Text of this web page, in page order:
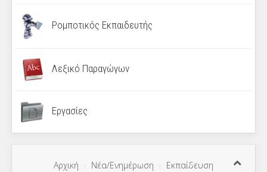
Ρομποτικός Εκπαιδευτής
Λεξικό Παραγώγων
Εργασίες
Αρχική Νέα/Ενημέρωση
Εκπαίδευση